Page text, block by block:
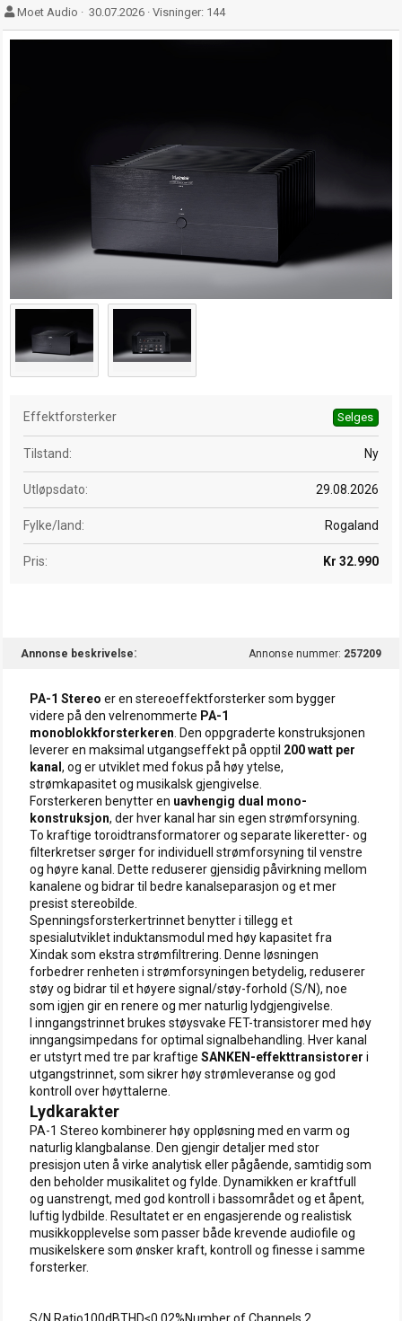
F
o
r
Moet Audio
O
p
p
30.07.2026 Visninger: 144
Effektforsterker Selges
Tilstand Ny
Utløpsdato 29.08.2026
Fylke/land Rogaland
Pris Kr 32.990
Annonse beskrivelse Annonse nummer: 257209
PA-1 Stereo er en stereoeffektforsterker som bygger
videre på den velrenommerte PA-1
monoblokkforsterkeren . Den oppgraderte konstruksjonen
leverer en maksimal utgangseffekt på opptil 200 watt per
kanal , og er utviklet med fokus på høy ytelse,
strømkapasitet og musikalsk gjengivelse.
Forsterkeren benytter en uavhengig dual mono-
konstruksjon, der hver kanal har sin egen strømforsyning.
To kraftige toroidtransformatorer og separate likeretter- og
filterkretser sørger for individuell strømforsyning til venstre
og høyre kanal. Dette reduserer gjensidig påvirkning mellom
kanalene og bidrar til bedre kanalseparasjon og et mer
presist stereobilde.
Spenningsforsterkertrinnet benytter i tillegg et
spesialutviklet induktansmodul med høy kapasitet fra
Xindak som ekstra strømfiltrering. Denne løsningen
forbedrer renheten i strømforsyningen betydelig, reduserer
støy og bidrar til et høyere signal/støy-forhold (S/N), noe
som igjen gir en renere og mer naturlig lydgjengivelse.
I inngangstrinnet brukes støysvake FET-transistorer med høy
inngangsimpedans for optimal signalbehandling. Hver kanal
er utstyrt med tre par kraftige SANKEN-effekttransistorer i
utgangstrinnet, som sikrer høy strømleveranse og god
kontroll over høyttalerne.
Lydkarakter
PA-1 Stereo kombinerer høy oppløsning med en varm og
naturlig klangbalanse. Den gjengir detaljer med stor
presisjon uten å virke analytisk eller pågående, samtidig som
den beholder musikalitet og fylde. Dynamikken er kraftfull
og uanstrengt, med god kontroll i bassområdet og et åpent,
luftig lydbilde. Resultatet er en engasjerende og realistisk
musikkopplevelse som passer både krevende audiofile og
musikelskere som ønsker kraft, kontroll og finesse i samme
forsterker.
S/N Ratio100dBTHD≤0.02%Number of Channels 2